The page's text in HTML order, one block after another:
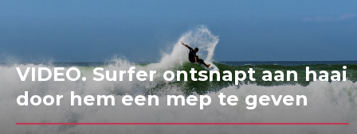
VIDEO. Surfer ontsnapt aan haai
door hem een mep te geven